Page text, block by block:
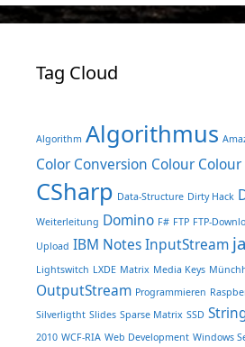
Tag Cloud
Algorithm Algorithmus
Color Conversion Colour
CSharp Data-Structure Dirty Hack
Weiterleitung Domino F# FTP FTP-
Upload IBM NotesInputStream
Lightswitch LXDE Matrix Media Keys
OutputStream Programmieren
Silverligtht Slides Sparse Matrix SSD
2010 WCF-RIA Web Development Windows